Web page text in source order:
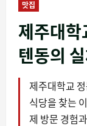
맛집
제주대학
텐동의
제주대학교
식당을 찾는
제 방문 경험